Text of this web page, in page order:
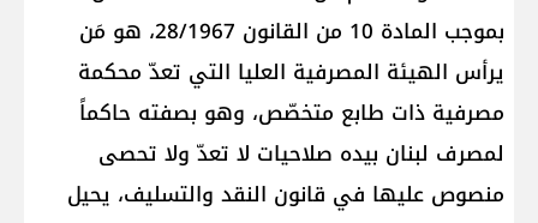
بموجب المادة 10 من القانون 28/1967، هو مَن
يرأس الهيئة المصرفية العليا التي تعدّ محكمة
مصرفية ذات طابع متخصّص، وهو بصفته حاكماً
لمصرف لبنان بيده صلاحيات لا تعدّ ولا تحصى
منصوص عليها في قانون النقد والتسليف، يحيل